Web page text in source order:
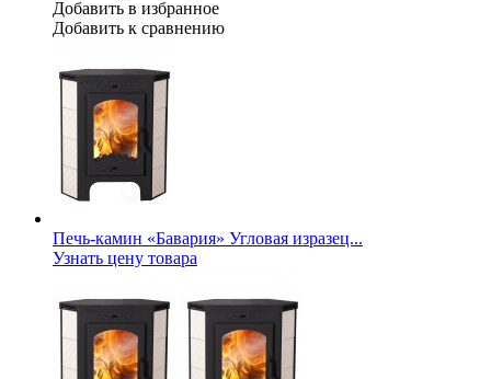
Добавить в избранное
Добавить к сравнению
Печь-камин «Бавария» Угловая изразец...
Узнать цену товара